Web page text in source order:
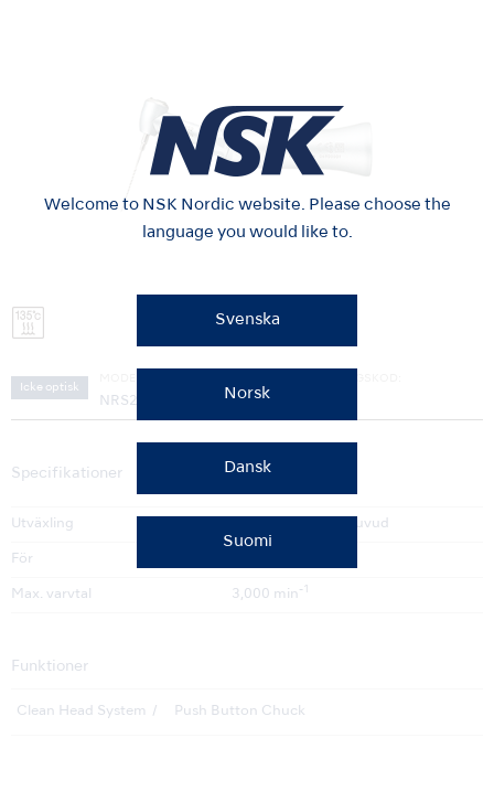
Welcome to NSK Nordic website. Please choose the
language you would like to.
Svenska
Norsk
Dansk
Suomi
Icke optisk
NRS2-EC
Specifikationer
Utväxling 10:1 Reducering huvud
För
Max. varvtal 3,000 min -1
Funktioner
Clean Head System Push Button Chuck